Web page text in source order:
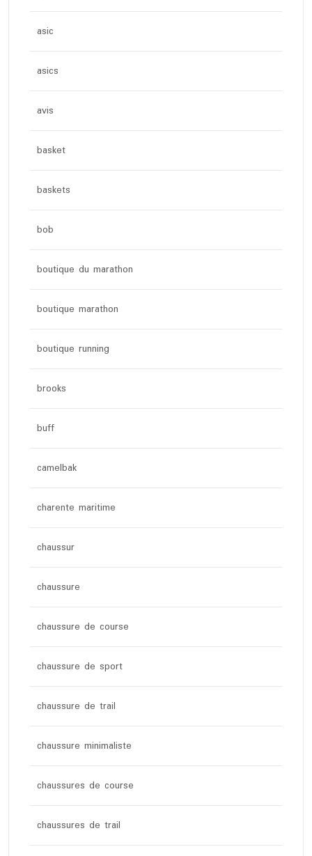
asic
asics
avis
basket
baskets
bob
boutique du marathon
boutique marathon
boutique running
brooks
buff
camelbak
charente maritime
chaussur
chaussure
chaussure de course
chaussure de sport
chaussure de trail
chaussure minimaliste
chaussures de course
chaussures de trail